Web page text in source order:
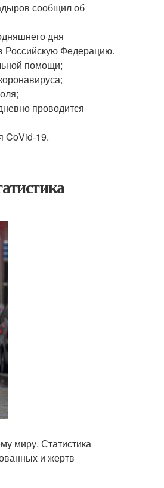
сообщил об
дня
Российскую Федерацию.
помощи;
проводится
CoVid-19.
миру. Статистика
и жертв